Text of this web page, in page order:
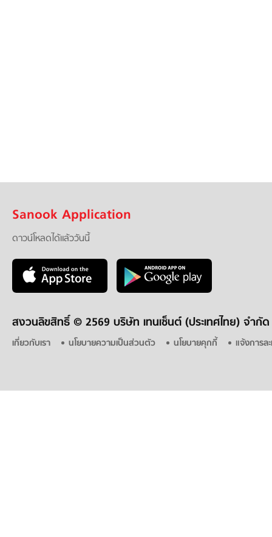
Sanook Application
ดาวน์โหลดได้แล้ววันนี้
สงวนลิขสิทธิ์ © 2569 บริษัท เทนเซ็นต์ (ประเทศไทย) จำกัด
เกี่ยวกับเรา นโยบายความเป็นส่วนตัว นโยบายคุกกี้ แจ้งการล